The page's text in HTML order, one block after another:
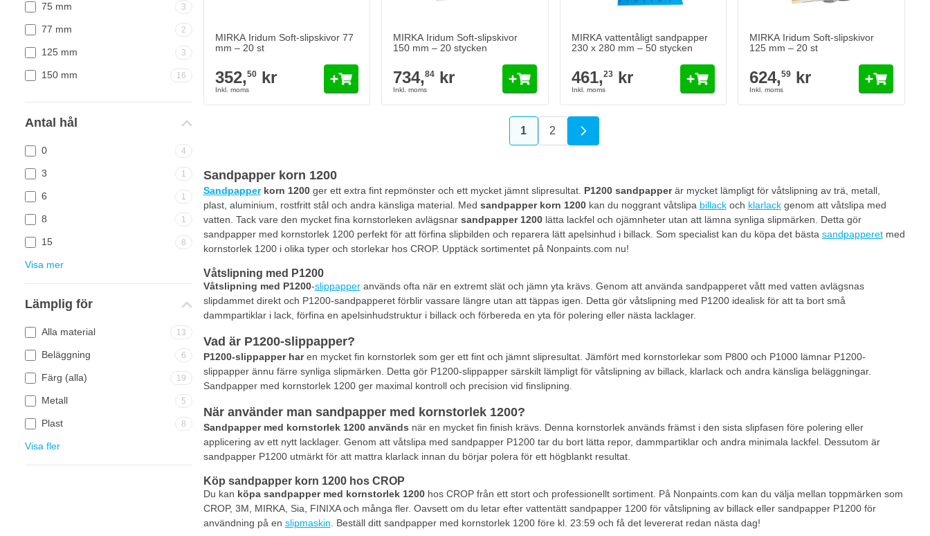
75 mm 3
77 mm 2
125 mm 3
150 mm 16
Antal hål
0 4
3 1
6 1
8 1
15 8
Visa mer
Lämplig för
Alla material 13
Beläggning 6
Färg (alla) 19
Metall 5
Plast 8
Visa fler
MIRKA Iridum Soft-slipskivor 77
mm – 20 st
352,50kr
Lägg till i kundvagn
MIRKA Iridum Soft-slipskivor
150 mm – 20 stycken
734,84 kr
Lägg till i kundvagn
MIRKA vattentåligt sandpapper
230 x 280 mm – 50 stycken
461,23kr
Lägg till i
MIRKA Iridum Soft-slipskivor
125 mm – 20 st
624,59 kr
You're currently reading page
1 Sida
2
Sandpapper korn 1200
Sandpapperkorn 1200ger ett extra fint repmönster och ett mycket jämnt slipresultat. P1200 sandpapperär mycket lämpligt för våtslipning av trä, metall,
plast, aluminium, rostfritt stål och andra känsliga material. Med sandpapper korn 1200kan du noggrant våtslipa billackoch klarlackgenom att våtslipa med
vatten. Tack vare den mycket fina kornstorleken avlägsnar sandpapper 1200lätta lackfel och ojämnheter utan att lämna synliga slipmärken. Detta gör
sandpapper med kornstorlek 1200 perfekt för att förfina slipbilden och reparera lätt apelsinhud i billack. Som specialist kan du köpa det bästa sandpapperetmed
kornstorlek 1200 i olika typer och storlekar hos CROP. Upptäck sortimentet på Nonpaints.com nu!
Våtslipning med P1200
Våtslipning med P1200-slippapperanvänds ofta när en extremt slät och jämn yta krävs. Genom att använda sandpapperet vått med vatten avlägsnas
slipdammet direkt och P1200-sandpapperet förblir vassare längre utan att täppas igen. Detta gör våtslipning med P1200 idealisk för att ta bort små
dammpartiklar i lack, förfina en apelsinhudstruktur i billack och förbereda en yta för polering eller nästa lacklager.
Vad är P1200-slippapper?
P1200-slippapper haren mycket fin kornstorlek som ger ett fint och jämnt slipresultat. Jämfört med kornstorlekar som P800 och P1000 lämnar P1200-
slippapper ännu färre synliga slipmärken. Detta gör P1200-slippapper särskilt lämpligt för våtslipning av billack, klarlack och andra känsliga beläggningar.
Sandpapper med kornstorlek 1200 ger maximal kontroll och precision vid finslipning.
När använder man sandpapper med kornstorlek 1200?
Sandpapper med kornstorlek 1200 används när en mycket fin finish krävs. Denna kornstorlek används främst i den sista slipfasen före polering eller
applicering av ett nytt lacklager. Genom att våtslipa med sandpapper P1200 tar du bort lätta repor, dammpartiklar och andra minimala lackfel. Dessutom är
sandpapper P1200 utmärkt för att mattra klarlack innan du börjar polera för ett högblankt resultat.
Köp sandpapper korn 1200 hos CROP
Du kan köpa sandpapper med kornstorlek 1200hos CROP från ett stort och professionellt sortiment. På Nonpaints.com kan du välja mellan toppmärken som
CROP, 3M, MIRKA, Sia, FINIXA och många fler. Oavsett om du letar efter vattentätt sandpapper 1200 för våtslipning av billack eller sandpapper P1200 för
användning på en slipmaskin . Beställ ditt sandpapper med kornstorlek 1200 före kl. 23:59 och få det levererat redan nästa dag!